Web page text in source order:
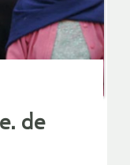
de